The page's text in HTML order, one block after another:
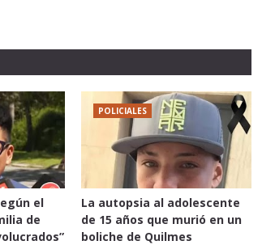
el
de
POLICIALES
La autopsia al adolescente
de 15 años que murió en un
boliche de Quilmes